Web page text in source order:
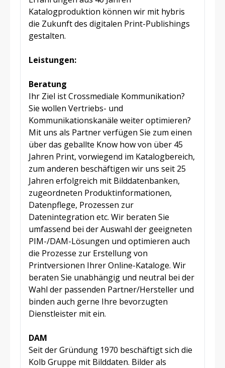
Katalogproduktion können wir mit hybris
die Zukunft des digitalen Print-Publishings
gestalten.
Leistungen:
Beratung
Ihr Ziel ist Crossmediale Kommunikation?
Sie wollen Vertriebs- und
Kommunikationskanäle weiter optimieren?
Mit uns als Partner verfügen Sie zum einen
über das geballte Know how von über 45
Jahren Print, vorwiegend im Katalogbereich,
zum anderen beschäftigen wir uns seit 25
Jahren erfolgreich mit Bilddatenbanken,
zugeordneten Produktinformationen,
Datenpflege, Prozessen zur
Datenintegration etc. Wir beraten Sie
umfassend bei der Auswahl der geeigneten
PIM-/DAM-Lösungen und optimieren auch
die Prozesse zur Erstellung von
Printversionen Ihrer Online-Kataloge. Wir
beraten Sie unabhängig und neutral bei der
Wahl der passenden Partner/Hersteller und
binden auch gerne Ihre bevorzugten
Dienstleister mit ein.
DAM
Seit der Gründung 1970 beschäftigt sich die
Kolb Gruppe mit Bilddaten. Bilder als